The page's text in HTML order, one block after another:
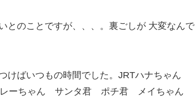
のことですが、、、。裏ごしが 大変なんで
けばいつもの時間でした。JRTハナちゃん
レーちゃん サンタ君 ポチ君 メイちゃん